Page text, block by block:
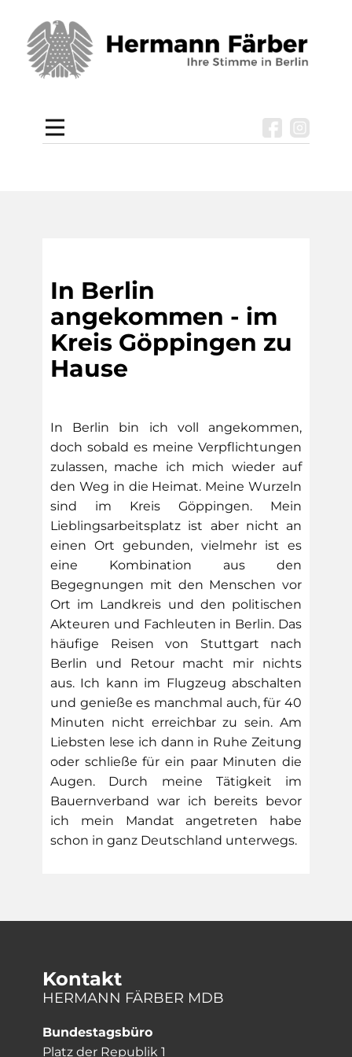
In Berlin
angekommen - im
Kreis Göppingen zu
Hause
In Berlin bin ich voll angekommen,
doch sobald es meine Verpflichtungen
zulassen, mache ich mich wieder auf
den Weg in die Heimat. Meine Wurzeln
sind im Kreis Göppingen. Mein
Lieblingsarbeitsplatz ist aber nicht an
einen Ort gebunden, vielmehr ist es
eine Kombination aus den
Begegnungen mit den Menschen vor
Ort im Landkreis und den politischen
Akteuren und Fachleuten in Berlin. Das
häufige Reisen von Stuttgart nach
Berlin und Retour macht mir nichts
aus. Ich kann im Flugzeug abschalten
und genieße es manchmal auch, für 40
Minuten nicht erreichbar zu sein. Am
Liebsten lese ich dann in Ruhe Zeitung
oder schließe für ein paar Minuten die
Augen. Durch meine Tätigkeit im
Bauernverband war ich bereits bevor
ich mein Mandat angetreten habe
schon in ganz Deutschland unterwegs.
Kontakt
HERMANN FÄRBER MDB
Bundestagsbüro
Platz der Republik 1